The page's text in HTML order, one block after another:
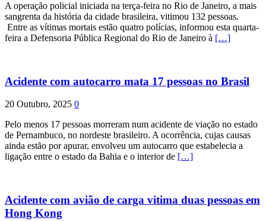
A operação policial iniciada na terça-feira no Rio de Janeiro, a mais
sangrenta da história da cidade brasileira, vitimou 132 pessoas.
Entre as vítimas mortais estão quatro polícias, informou esta quarta-
feira a Defensoria Pública Regional do Rio de Janeiro à […]
Acidente com autocarro mata 17 pessoas no Brasil
20 Outubro, 2025 0
Pelo menos 17 pessoas morreram num acidente de viação no estado
de Pernambuco, no nordeste brasileiro. A ocorrência, cujas causas
ainda estão por apurar, envolveu um autocarro que estabelecia a
ligação entre o estado da Bahia e o interior de […]
Acidente com avião de carga vitima duas pessoas em
Hong Kong